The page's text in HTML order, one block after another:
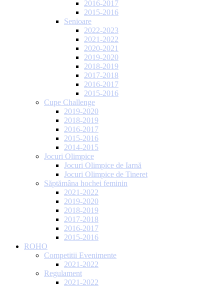
2016-2017
2015-2016
Senioare
2022-2023
2021-2022
2020-2021
2019-2020
2018-2019
2017-2018
2016-2017
2015-2016
Cupe Challenge
2019-2020
2018-2019
2016-2017
2015-2016
2014-2015
Jocuri Olimpice
Jocuri Olimpice de Iarnă
Jocuri Olimpice de Tineret
Săptămâna hochei feminin
2021-2022
2019-2020
2018-2019
2017-2018
2016-2017
2015-2016
ROHO
Competitii Evenimente
2021-2022
Regulament
2021-2022